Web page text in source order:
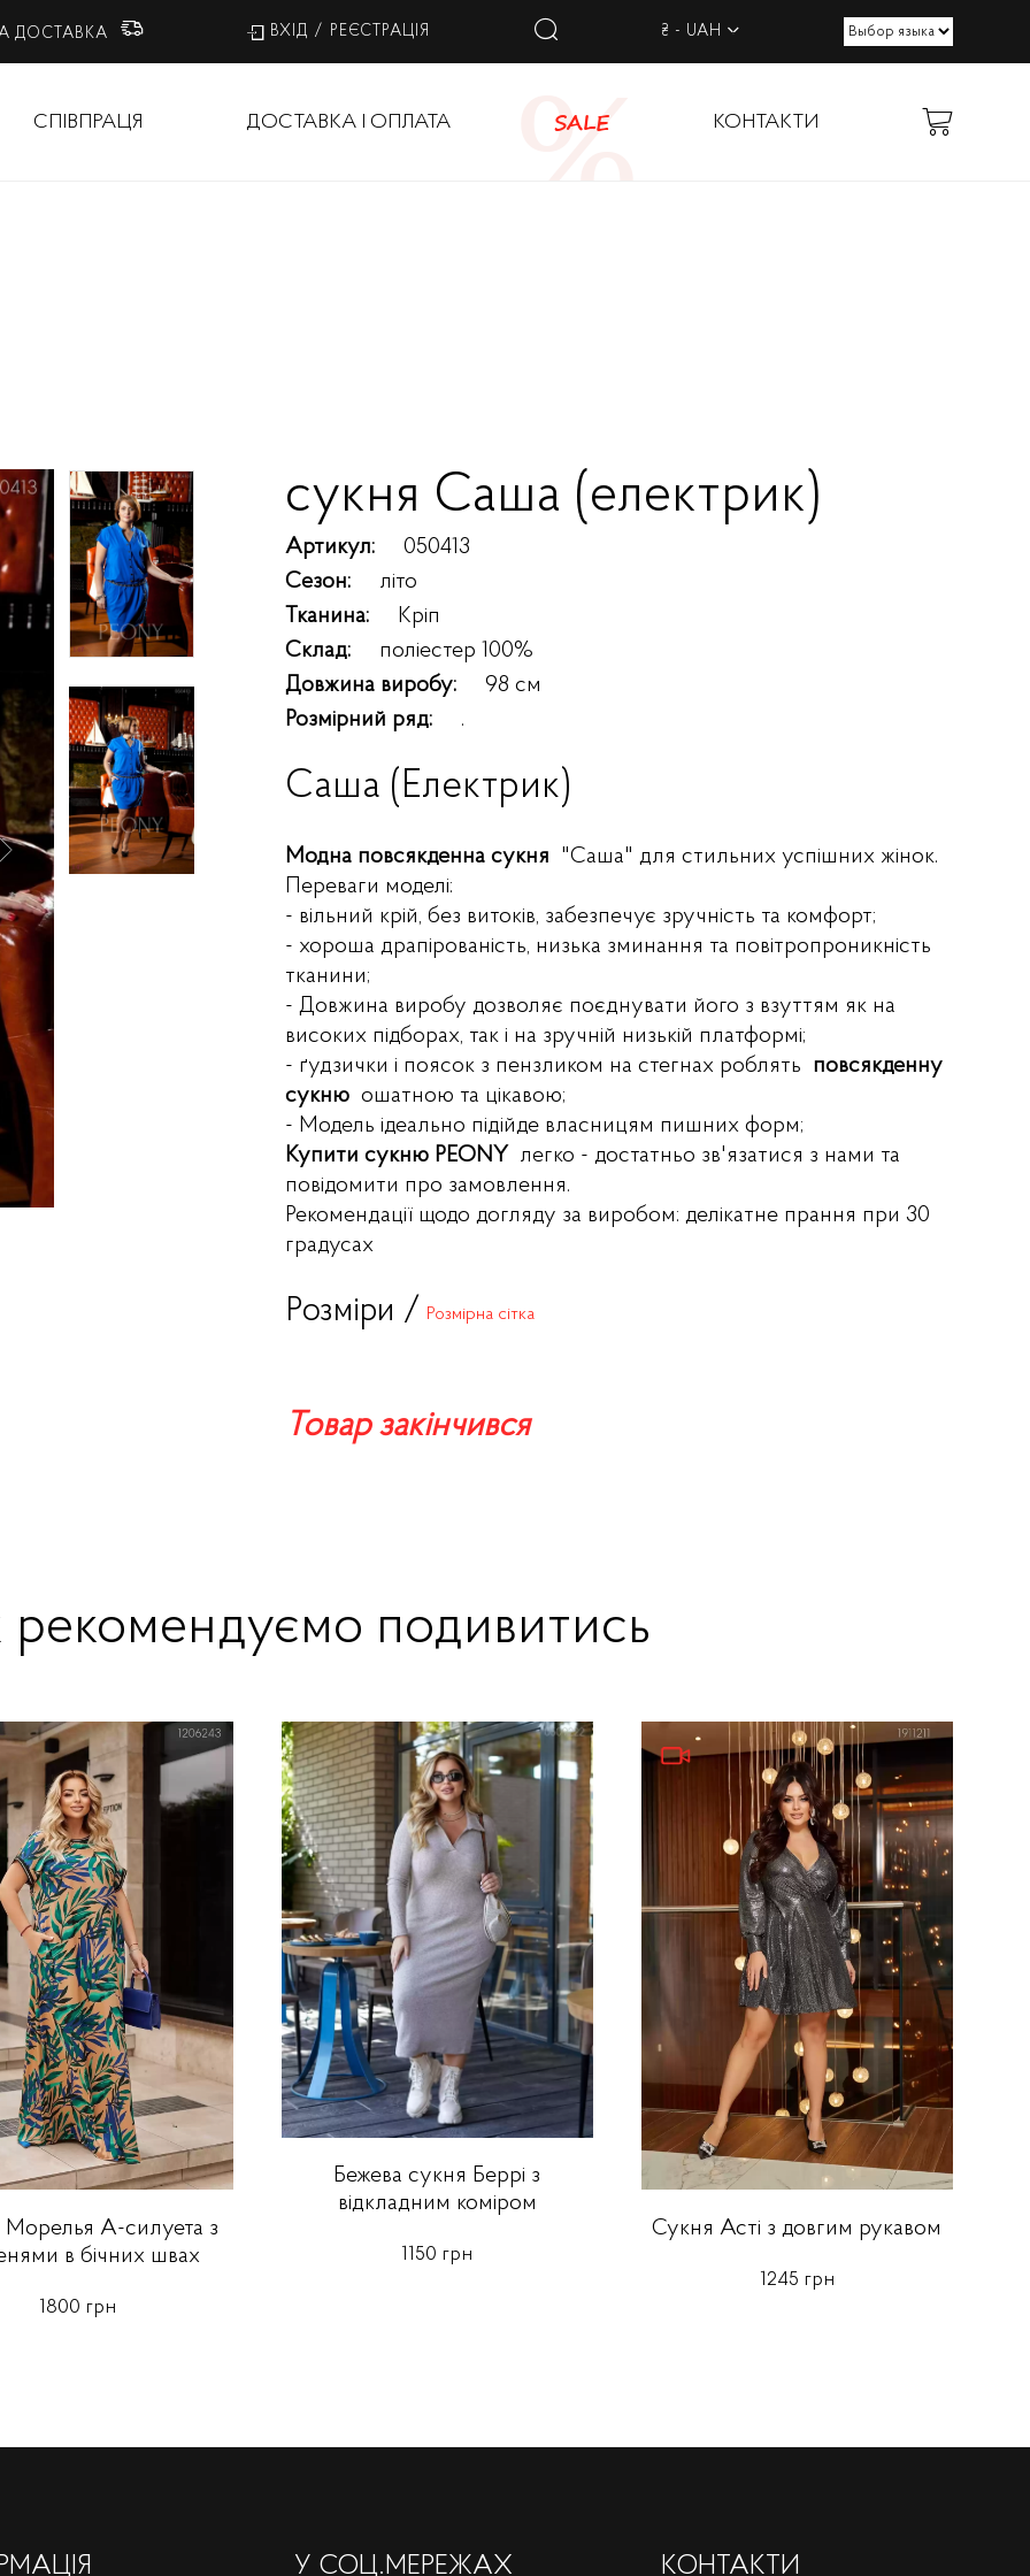
ДОСТАВКА ВХІД / РЕЄСТРАЦІЯ ₴ - UAH
СПІВПРАЦЯ ДОСТАВКА І ОПЛАТА SALE КОНТАКТИ
сукня Саша (електрик)
Артикул:
050413
Сезон:
літо
Тканина:
Кріп
Склад:
поліестер 100%
Довжина виробу:
98 см
Розмірний ряд:
.
Саша (Електрик)
Модна повсякденна сукня "Саша" для стильних успішних жінок.
Переваги моделі:
- вільний крій, без витоків, забезпечує зручність та комфорт;
- хороша драпірованість, низька зминання та повітропроникність
тканини;
- Довжина виробу дозволяє поєднувати його з взуттям як на
високих підборах, так і на зручній низькій платформі;
- ґудзички і поясок з пензликом на стегнах роблять повсякденну
сукню ошатною та цікавою;
- Модель ідеально підійде власницям пишних форм;
Купити сукню PEONY легко - достатньо зв'язатися з нами та
повідомити про замовлення.
Рекомендації щодо догляду за виробом: делікатне прання при 30
градусах
Розміри / Розмірна сітка
Товар закінчився
рекомендуємо подивитись
А-силуета з
в бічних швах
1800 грн
Бежева сукня Беррі з
відкладним коміром
1150 грн
Сукня Асті з довгим рукавом
1245 грн
У СОЦ.МЕРЕЖАХ КОНТАКТИ